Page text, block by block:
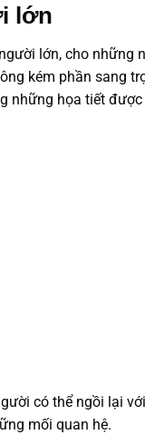
lớn
lớn, cho những
kém phần sang
những họa tiết được
có thể ngồi lại với
mối quan hệ.